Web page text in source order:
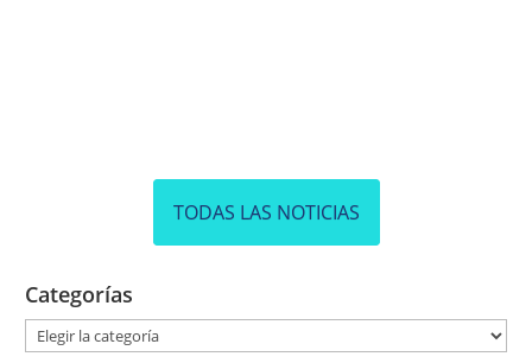
TODAS LAS NOTICIAS
Categorías